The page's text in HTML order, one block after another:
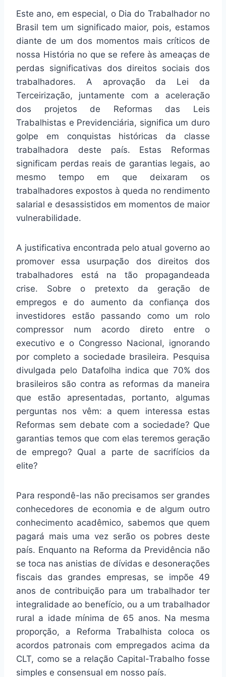
Este ano, em especial, o Dia do Trabalhador no
Brasil tem um significado maior, pois, estamos
diante de um dos momentos mais críticos de
nossa História no que se refere às ameaças de
perdas significativas dos direitos sociais dos
trabalhadores. A aprovação da Lei da
Terceirização, juntamente com a aceleração
dos projetos de Reformas das Leis
Trabalhistas e Previdenciária, significa um duro
golpe em conquistas históricas da classe
trabalhadora deste país. Estas Reformas
significam perdas reais de garantias legais, ao
mesmo tempo em que deixaram os
trabalhadores expostos à queda no rendimento
salarial e desassistidos em momentos de maior
vulnerabilidade.
A justificativa encontrada pelo atual governo ao
promover essa usurpação dos direitos dos
trabalhadores está na tão propagandeada
crise. Sobre o pretexto da geração de
empregos e do aumento da confiança dos
investidores estão passando como um rolo
compressor num acordo direto entre o
executivo e o Congresso Nacional, ignorando
por completo a sociedade brasileira. Pesquisa
divulgada pelo Datafolha indica que 70% dos
brasileiros são contra as reformas da maneira
que estão apresentadas, portanto, algumas
perguntas nos vêm: a quem interessa estas
Reformas sem debate com a sociedade? Que
garantias temos que com elas teremos geração
de emprego? Qual a parte de sacrifícios da
elite?
Para respondê-las não precisamos ser grandes
conhecedores de economia e de algum outro
conhecimento acadêmico, sabemos que quem
pagará mais uma vez serão os pobres deste
país. Enquanto na Reforma da Previdência não
se toca nas anistias de dívidas e desonerações
fiscais das grandes empresas, se impõe 49
anos de contribuição para um trabalhador ter
integralidade ao benefício, ou a um trabalhador
rural a idade mínima de 65 anos. Na mesma
proporção, a Reforma Trabalhista coloca os
acordos patronais com empregados acima da
CLT, como se a relação Capital-Trabalho fosse
simples e consensual em nosso país.